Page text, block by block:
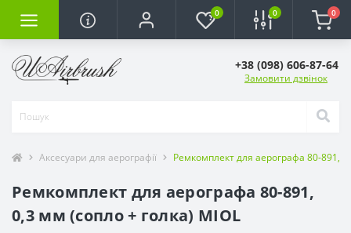
0 0 0
+38 (098) 606-87-64
Замовити дзвінок
Аксесуари для аерографії Ремкомплект для аерографа 80-891,
Ремкомплект для аерографа 80-891,
0,3 мм (сопло + голка) MIOL